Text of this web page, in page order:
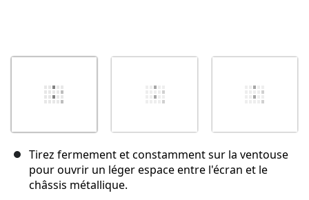
Tirez fermement et constamment sur la ventouse
pour ouvrir un léger espace entre l'écran et le
châssis métallique.